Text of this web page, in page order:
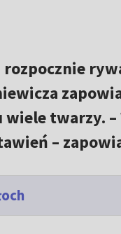
twarzy.
–